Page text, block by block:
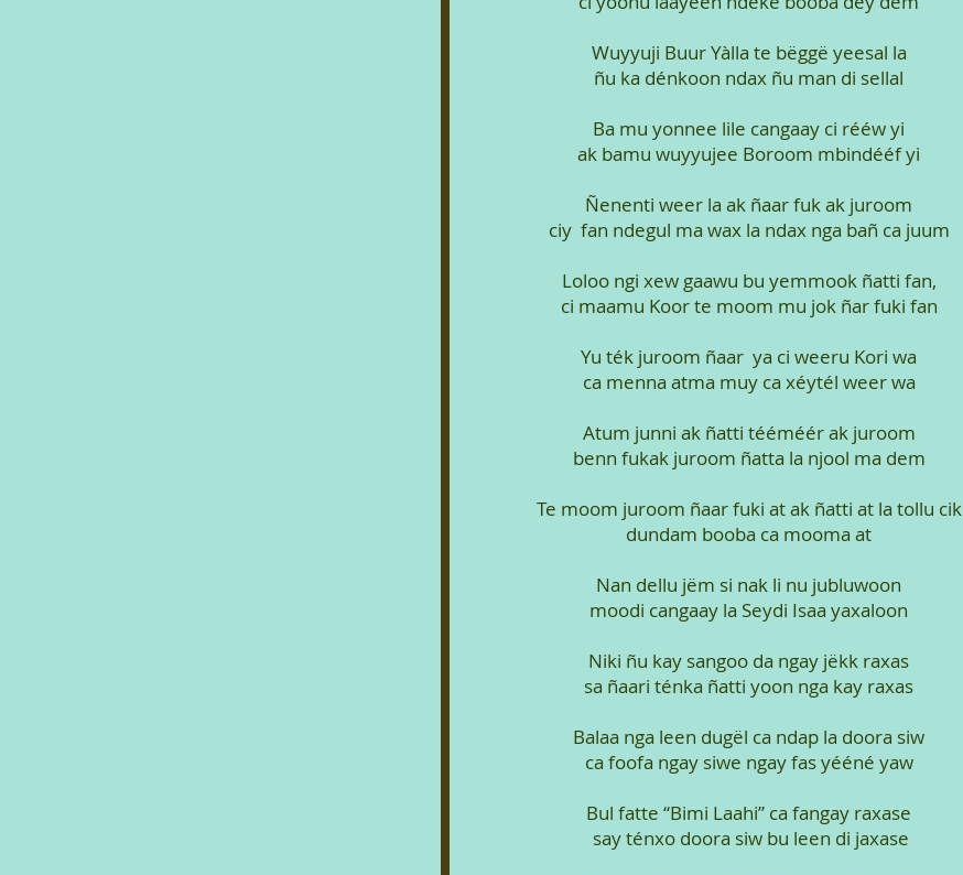
Wuyyuji Buur Yàlla te bëggë yeesal la
ñu ka dénkoon ndax ñu man di sellal
Ba mu yonnee lile cangaay ci rééw yi
ak bamu wuyyujee Boroom mbindééf yi
Ñenenti weer la ak ñaar fuk ak juroom
ciy fan ndegul ma wax la ndax nga bañ ca juum
Loloo ngi xew gaawu bu yemmook ñatti fan,
ci maamu Koor te moom mu jok ñar fuki fan
Yu ték juroom ñaar ya ci weeru Kori wa
ca menna atma muy ca xéytél weer wa
Atum junni ak ñatti tééméér ak juroom
benn fukak juroom ñatta la njool ma dem
Te moom juroom ñaar fuki at ak ñatti at la tollu cik
dundam booba ca mooma at
Nan dellu jëm si nak li nu jubluwoon
moodi cangaay la Seydi Isaa yaxaloon
Niki ñu kay sangoo da ngay jëkk raxas
sa ñaari ténka ñatti yoon nga kay raxas
Balaa nga leen dugël ca ndap la doora siw
ca foofa ngay siwe ngay fas yééné yaw
Bul fatte “Bimi Laahi” ca fangay raxase
say ténxo doora siw bu leen di jaxase